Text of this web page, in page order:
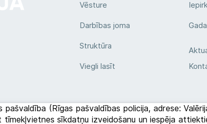
Vēsture
Darbības joma
Struktūra
Viegli lasīt
(Rīgas pašvaldības policija, adrese:
sīkdatņu izveidošanu un iespēja